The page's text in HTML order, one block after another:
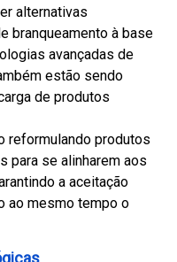
alternativas
branqueamento à base
avançadas de
estão sendo
de produtos
reformulando produtos
​​para se alinharem aos
a aceitação
ao mesmo tempo o